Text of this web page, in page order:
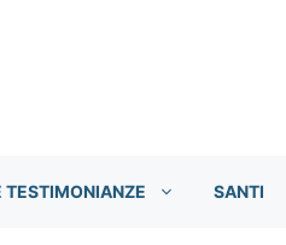
TESTIMONIANZE SANTI